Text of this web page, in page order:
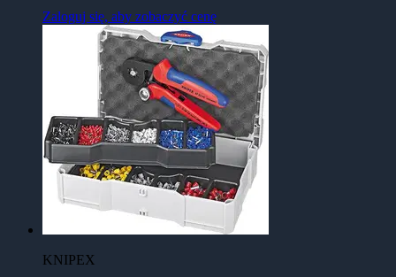
Zaloguj się, aby zobaczyć cenę
KNIPEX